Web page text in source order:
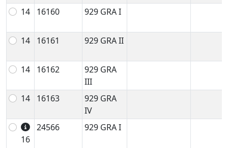
14
16160 929 GRA I
14 16161 929 GRA II
14 16162
929 GRA
III
14
16163
929 GRA
IV
16
24566 929 GRA I